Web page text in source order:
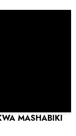
MASHABIKI